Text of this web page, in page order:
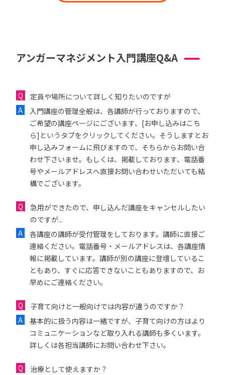
アンガーマネジメント入門講座Q&A
定員や場所について詳しく知りたいのですが
入門講座の管理全般は、各講師が行っておりますので、
ご希望の講座ページにございます、[お申し込みはこち
ら]というタブをクリックしてください。そうしますとお
申し込みフォームに飛びますので、そちらからお問い合
わせ下さいませ。もしくは、掲載しております、電話番
号やメールアドレスへ直接お問い合わせいただいても結
構でございます。
急用ができたので、申し込んだ講座をキャンセルしたい
のですが...
各講座の講師が受付管理をしております。講師に直接ご
連絡ください。電話番号・メールアドレスは、各講座情
報に掲載しています。講師が別の講座に登壇しているこ
ともあり、すぐに応答できないこともありますので、お
早めにご連絡ください。
子育て向けと一般向けでは内容が違うのですか？
基本的に扱う内容は一緒ですが、子育て向けの方はより
コミュニケーションなど取り入れる講師も多くいます。
詳しくは各担当講師にお問い合わせ下さい。
治療として使えますか？